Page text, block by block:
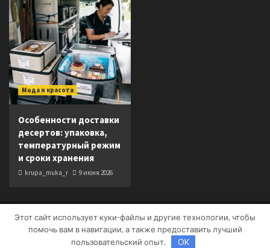
Мода и красота
Особенности доставки
десертов: упаковка,
температурный режим
и сроки хранения
krupa_muka_r 9 июня 2026
Copyright © Все права защищены.|CoverNewsот AF
themes.
Этот сайт использует куки-файлы и другие технологии, чтобы
помочь вам в навигации, а также предоставить лучший
пользовательский опыт.
OK